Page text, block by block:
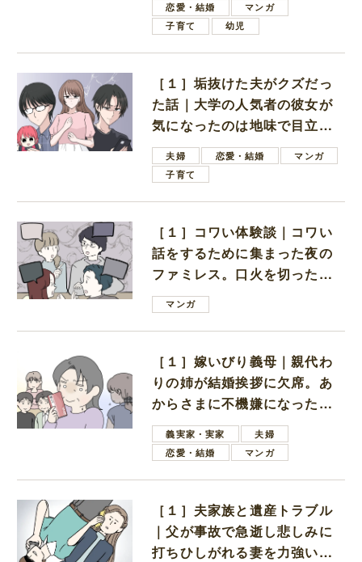
恋愛・結婚
マンガ
子育て
幼児
［１］垢抜けた夫がクズだっ
た話｜大学の人気者の彼女が
気になったのは地味で目立た
ない男子学生
夫婦 恋愛・結婚
マンガ
子育て
［１］コワい体験談｜コワい
話をするために集まった夜の
ファミレス。口火を切ったの
は電車好きの男の子ママ
マンガ
［１］嫁いびり義母｜親代わ
りの姉が結婚挨拶に欠席。あ
からさまに不機嫌になった義
母義実家・実家
夫婦
恋愛・結婚
マンガ
［１］夫家族と遺産トラブル
｜父が事故で急逝し悲しみに
打ちひしがれる妻を力強い言